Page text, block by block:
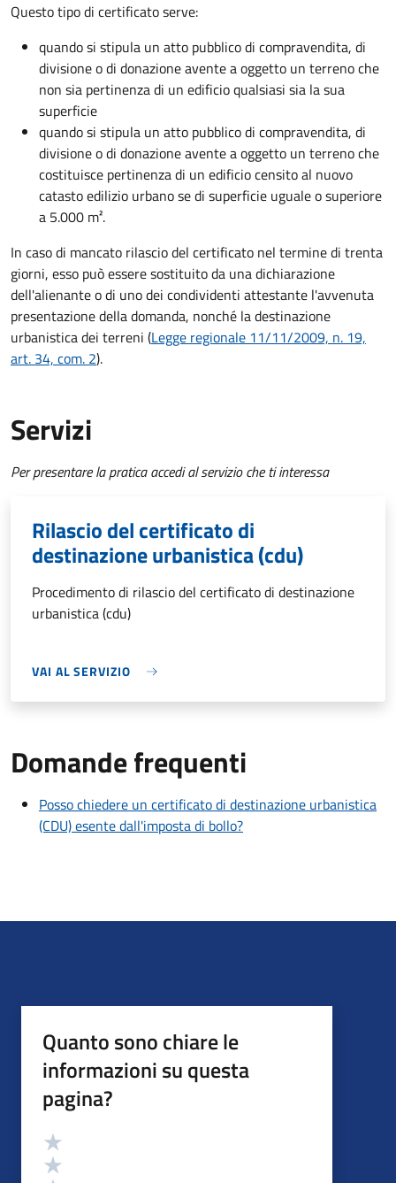
Questo tipo di certificato serve:
quando si stipula un atto pubblico di compravendita, di
divisione o di donazione avente a oggetto un terreno che
non sia pertinenza di un edificio qualsiasi sia la sua
superficie
quando si stipula un atto pubblico di compravendita, di
divisione o di donazione avente a oggetto un terreno che
costituisce pertinenza di un edificio censito al nuovo
catasto edilizio urbano se di superficie uguale o superiore
a 5.000 m².
In caso di mancato rilascio del certificato nel termine di trenta
giorni, esso può essere sostituito da una dichiarazione
dell'alienante o di uno dei condividenti attestante l'avvenuta
presentazione della domanda, nonché la destinazione
urbanistica dei terreni (Legge regionale 11/11/2009, n. 19,
art. 34, com. 2).
Servizi
Per presentare la pratica accedi al servizio che ti interessa
Rilascio del certificato di
destinazione urbanistica (cdu)
Procedimento di rilascio del certificato di destinazione
urbanistica (cdu)
VAI AL SERVIZIO
Domande frequenti
Posso chiedere un certificato di destinazione urbanistica
(CDU) esente dall'imposta di bollo?
Quanto sono chiare le
informazioni su questa
pagina?
Valutazione